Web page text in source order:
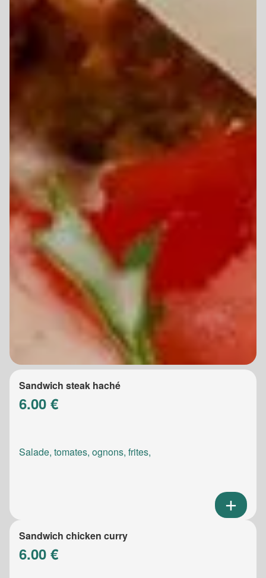
Sandwich steak haché
6.00 €
Salade, tomates, ognons, frites,
Sandwich chicken curry
6.00 €